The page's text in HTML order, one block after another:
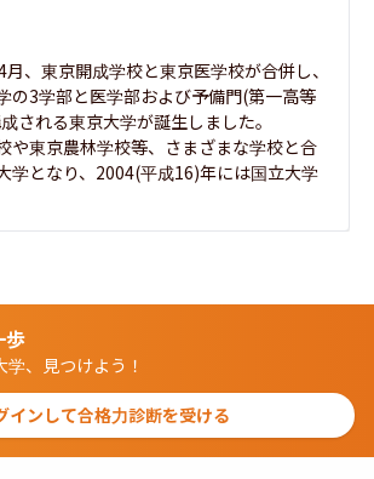
、東京開成学校と東京医学校が合併し、
の3学部と医学部および予備門(第一高等
される東京大学が誕生しました。
や東京農林学校等、さまざまな学校と合
学となり、2004(平成16)年には国立大学
歩
、見つけよう！
インして合格力診断を受ける